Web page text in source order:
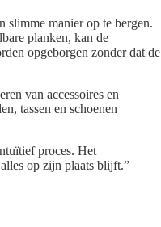
slimme manier op te bergen.
planken, kan de
opgeborgen zonder dat de
van accessoires en
tassen en schoenen
proces. Het
op zijn plaats blijft.”